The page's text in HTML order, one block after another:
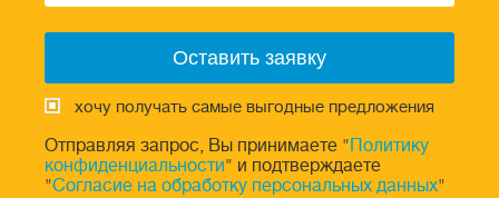
хочу получать самые выгодные предложения
Отправляя запрос, Вы принимаете "Политику
конфиденциальности" и подтверждаете
"Согласие на обработку персональных данных"